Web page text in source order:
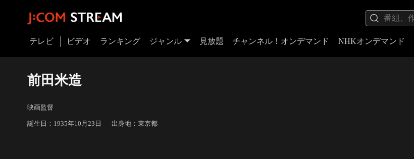
テレビ ビデオ ランキング ジャンル 見放題 チャンネル！オンデマンド NHKオンデマンド
前田米造
映画監督
誕生日：1935年10月23日 出身地：東京都